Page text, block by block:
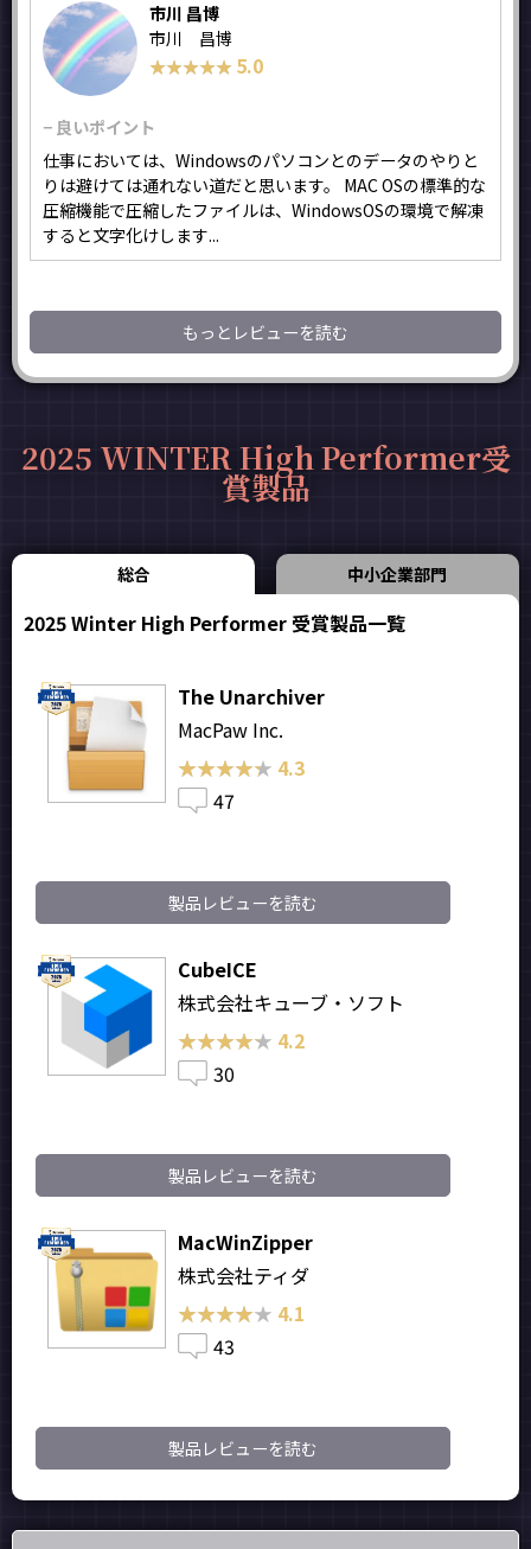
市川 昌博
市川 昌博
★★★★★
★★★★★ 5.0
− 良いポイント
仕事においては、Windowsのパソコンとのデータのやりと
りは避けては通れない道だと思います。 MAC OSの標準的な
圧縮機能で圧縮したファイルは、WindowsOSの環境で解凍
すると文字化けします...
もっとレビューを読む
2025 WINTER High Performer受
賞製品
総合 中小企業部門
2025 Winter High Performer 受賞製品一覧
The Unarchiver
MacPaw Inc.
★★★★★
★★★★★ 4.3
47
製品レビューを読む
CubeICE
株式会社キューブ・ソフト
★★★★★
★★★★★ 4.2
30
製品レビューを読む
MacWinZipper
株式会社ティダ
★★★★★
★★★★★ 4.1
43
製品レビューを読む